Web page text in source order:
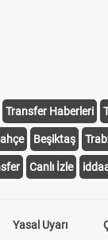
hangi atların
analiz
dayalı
Transfer Haberleri
Beşiktaş
Canlı İzle
Yasal Uyarı